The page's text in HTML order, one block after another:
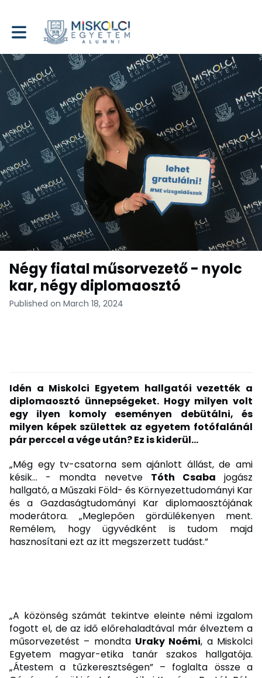
Toggle main navigation
Négy fiatal műsorvezető - nyolc
kar, négy diplomaosztó
Published on March 18, 2024
Idén a Miskolci Egyetem hallgatói vezették a
diplomaosztó ünnepségeket. Hogy milyen volt
egy ilyen komoly eseményen debütálni, és
milyen képek születtek az egyetem fotófalánál
pár perccel a vége után? Ez is kiderül...
„Még egy tv-csatorna sem ajánlott állást, de ami
késik... - mondta nevetve Tóth Csaba jogász
hallgató, a Műszaki Föld- és Környezettudományi Kar
és a Gazdaságtudományi Kar diplomaosztójának
moderátora. „Meglepően gördülékenyen ment.
Remélem, hogy ügyvédként is tudom majd
hasznosítani ezt az itt megszerzett tudást.”
„A közönség számát tekintve eleinte némi izgalom
fogott el, de az idő előrehaladtával már élveztem a
műsorvezetést – mondta Uraky Noémi, a Miskolci
Egyetem magyar-etika tanár szakos hallgatója.
„Átestem a tűzkeresztségen” – foglalta össze a